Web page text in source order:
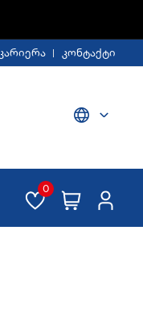
კარიერა კონტაქტი
0